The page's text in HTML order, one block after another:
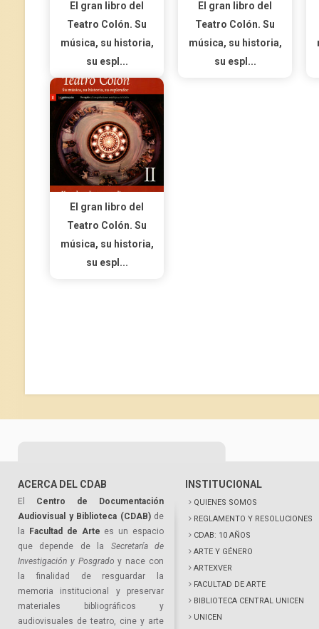
El gran libro del
Teatro Colón. Su
música, su historia,
su espl...
El gran libro del
Teatro Colón. Su
música, su historia,
su espl...
El gran libro del
Teatro Colón. Su
música, su historia,
su espl...
ACERCA DEL CDAB
El Centro de Documentación
Audiovisual y Biblioteca (CDAB)de
la
Facultad de Arte es un espacio
que depende de la Secretaría de
Investigación y Posgrado y nace con
la finalidad de resguardar la
memoria institucional y preservar
materiales bibliográficos y
audiovisuales de teatro, cine y arte
INSTITUCIONAL
QUIENES SOMOS
REGLAMENTO Y RESOLUCIONES
CDAB: 10 AÑOS
ARTE Y GÉNERO
ARTEXVER
FACULTAD DE ARTE
BIBLIOTECA CENTRAL UNICEN
UNICEN